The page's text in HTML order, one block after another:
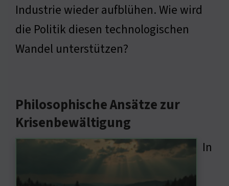
Industrie wieder aufblühen. Wie wird
die Politik diesen technologischen
Wandel unterstützen?
Philosophische Ansätze zur
Krisenbewältigung
In